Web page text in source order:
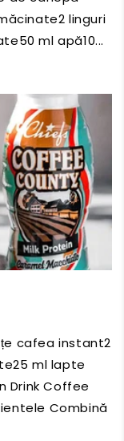
linguri
ml apă10...
cafea instant2
ml lapte
Drink Coffee
Combină